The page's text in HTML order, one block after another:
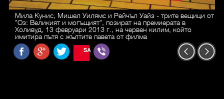
Мила Кунис, Мишел Уилямс и Рейчъл Уайз - трите вещици от
"Оз: Великият и могъщият", позират на премиерата в
Холивуд, 13 февруари 2013 г., на червен килим, който
имитира пътя с жълтите павета от филма
SAVE